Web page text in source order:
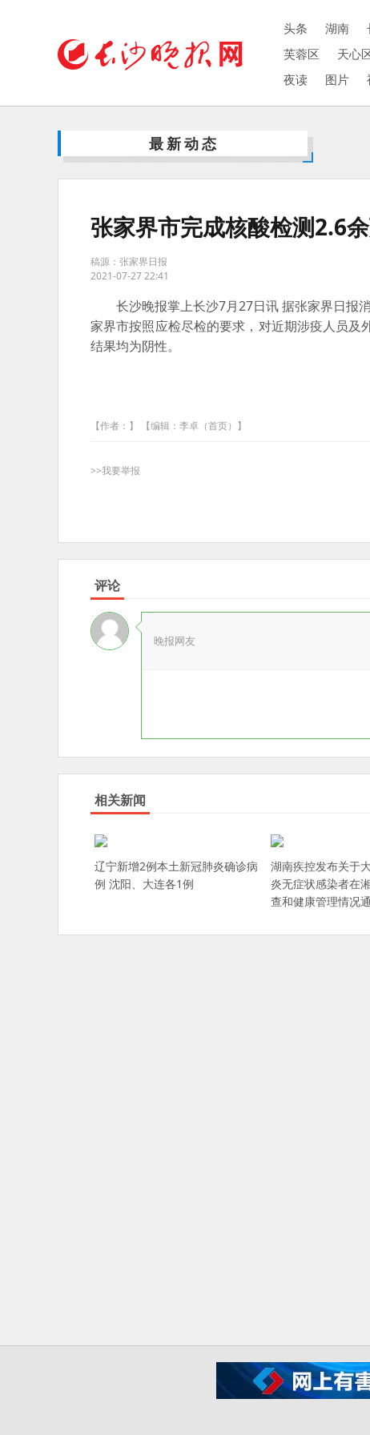
头条 湖南
芙蓉区
天心
夜读
图片
最新动态
张家界市完成核酸检测2.6
稿源：张家界日报
2021-07-27 22:41
长沙晚报掌上长沙7月27日讯 据张家界日报
家界市按照应检尽检的要求，对近期涉疫人员
结果均为阴性。
【作者：】 【编辑：李卓（首页）】
>>我要举报
评论
晚报网友
相关新闻
辽宁新增2例本土新冠肺炎确诊病
例 沈阳、大连各1例
湖南疾控发布关于
炎无症状感染者在
查和健康管理情况